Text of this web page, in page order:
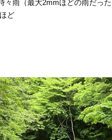
々雨（最大2mmほどの雨だっ
ど